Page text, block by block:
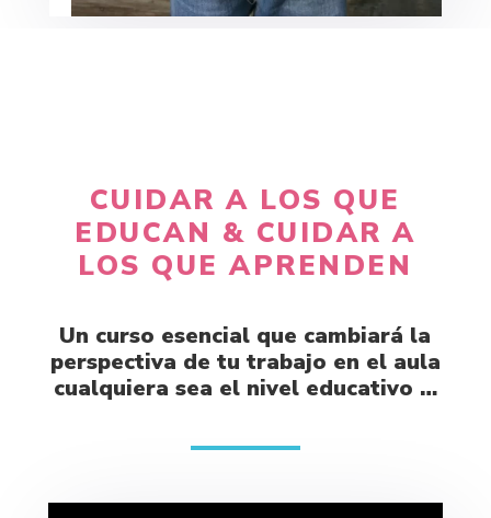
CUIDAR A LOS QUE
EDUCAN & CUIDAR A
LOS QUE APRENDEN
Un curso esencial que cambiará la
perspectiva de tu trabajo en el aula
cualquiera sea el nivel educativo …